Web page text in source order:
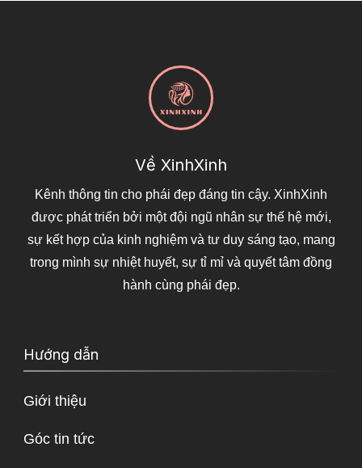
Về XinhXinh
Kênh thông tin cho phái đẹp đáng tin cậy. XinhXinh
được phát triển bởi một đội ngũ nhân sự thế hệ mới,
sự kết hợp của kinh nghiệm và tư duy sáng tạo, mang
trong mình sự nhiệt huyết, sự tỉ mỉ và quyết tâm đồng
hành cùng phái đẹp.
Hướng dẫn
Giới thiệu
Góc tin tức